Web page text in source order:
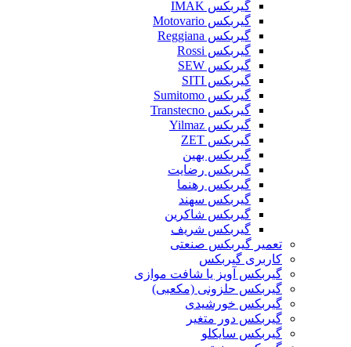
گیربکس IMAK
گیربکس Motovario
گیربکس Reggiana
گیربکس Rossi
گیربکس SEW
گیربکس SITI
گیربکس Sumitomo
گیربکس Transtecno
گیربکس Yilmaz
گیربکس ZET
گیربکس بهین
گیربکس رضایت
گیربکس رهنما
گیربکس سهند
گیربکس شاکرین
گیربکس شریف
تعمیر گیربکس صنعتی
کاربری گیربکس
گیربکس آویز یا شافت موازی
گیربکس حلزونی (مکعبی)
گیربکس خورشیدی
گیربکس دور متغیر
گیربکس سایکلو